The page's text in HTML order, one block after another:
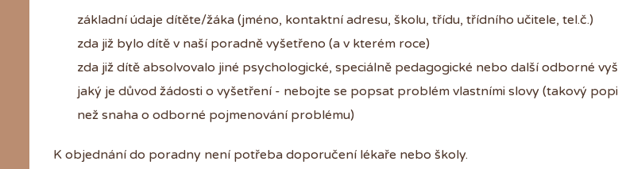
základní údaje dítěte/žáka (jméno, kontaktní adresu, školu, třídu, třídního učitele, tel.č.)
zda již bylo dítě v naší poradně vyšetřeno (a v kterém roce)
zda již dítě absolvovalo jiné psychologické, speciálně pedagogické nebo další odborné
jaký je důvod žádosti o vyšetření - nebojte se popsat problém vlastními slovy (takový
než snaha o odborné pojmenování problému)
K objednání do poradny není potřeba doporučení lékaře nebo školy.